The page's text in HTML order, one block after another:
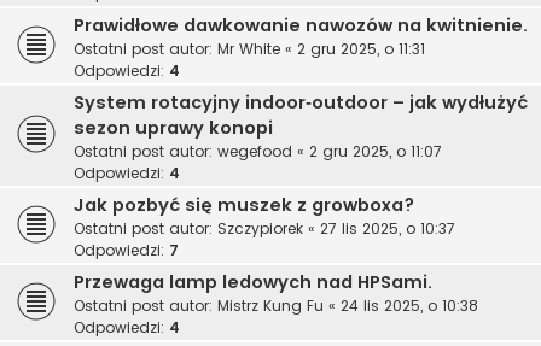
Prawidłowe dawkowanie nawozów na kwitnienie.
Ostatni post autor: Mr White « 2 gru 2025, o 11:31
Odpowiedzi: 4
System rotacyjny indoor‑outdoor – jak wydłużyć
sezon uprawy konopi
Ostatni post autor: wegefood « 2 gru 2025, o 11:07
Odpowiedzi: 4
Jak pozbyć się muszek z growboxa?
Ostatni post autor: Szczypiorek « 27 lis 2025, o 10:37
Odpowiedzi: 7
Przewaga lamp ledowych nad HPSami.
Ostatni post autor: Mistrz Kung Fu « 24 lis 2025, o 10:38
Odpowiedzi: 4